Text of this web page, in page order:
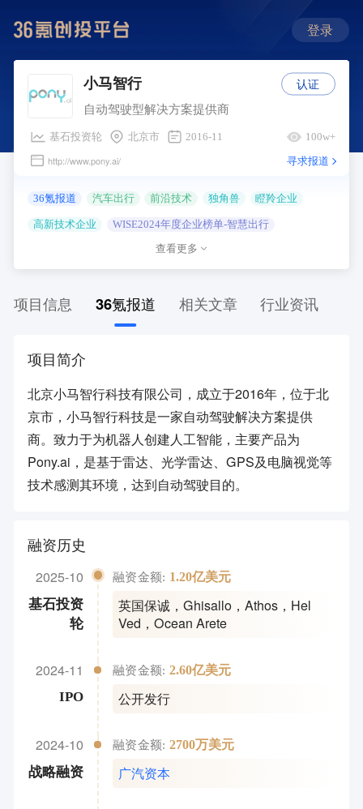
登录
小马智行
自动驾驶型解决方案提供商
基石投资轮 北京市 2016-11 100w+
http://www.pony.ai/ 寻求报道
36氪报道 汽车出行 前沿技术 独角兽 瞪羚企业
高新技术企业 WISE2024年度企业榜单-智慧出行
WISE2023年度企业榜单-汽车出行 WISE2022年度企业
查看更多
认证
项目信息 36氪报道 相关文章 行业资讯
项目简介
北京小马智行科技有限公司，成立于2016年，位于北
京市，小马智行科技是一家自动驾驶解决方案提供
商。致力于为机器人创建人工智能，主要产品为
Pony.ai，是基于雷达、光学雷达、GPS及电脑视觉等
技术感测其环境，达到自动驾驶目的。
融资历史
2025-10
基石投资
轮
融资金额: 1.20亿美元
英国保诚 ，Ghisallo ，Athos ， Hel
Ved ，Ocean Arete
2024-11
IPO
融资金额: 2.60亿美元
公开发行
2024-10
战略融资
融资金额: 2700万美元
广汽资本